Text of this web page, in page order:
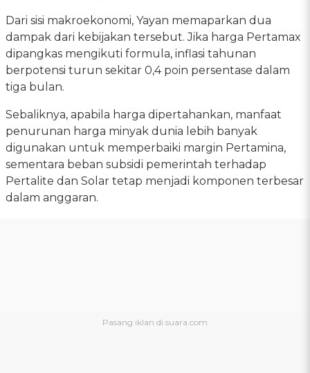
Dari sisi makroekonomi, Yayan memaparkan dua
dampak dari kebijakan tersebut. Jika harga Pertamax
dipangkas mengikuti formula, inflasi tahunan
berpotensi turun sekitar 0,4 poin persentase dalam
tiga bulan.
Sebaliknya, apabila harga dipertahankan, manfaat
penurunan harga minyak dunia lebih banyak
digunakan untuk memperbaiki margin Pertamina,
sementara beban subsidi pemerintah terhadap
Pertalite dan Solar tetap menjadi komponen terbesar
dalam anggaran.